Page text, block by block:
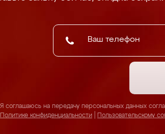
Я соглашаюсь на передачу персональных данных
Политике конфиденциальности
Пользовательскому